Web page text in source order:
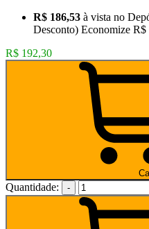
R$ 186,53 à vista no
Desconto) Economize R$
R$ 192,30
Quantidade: -